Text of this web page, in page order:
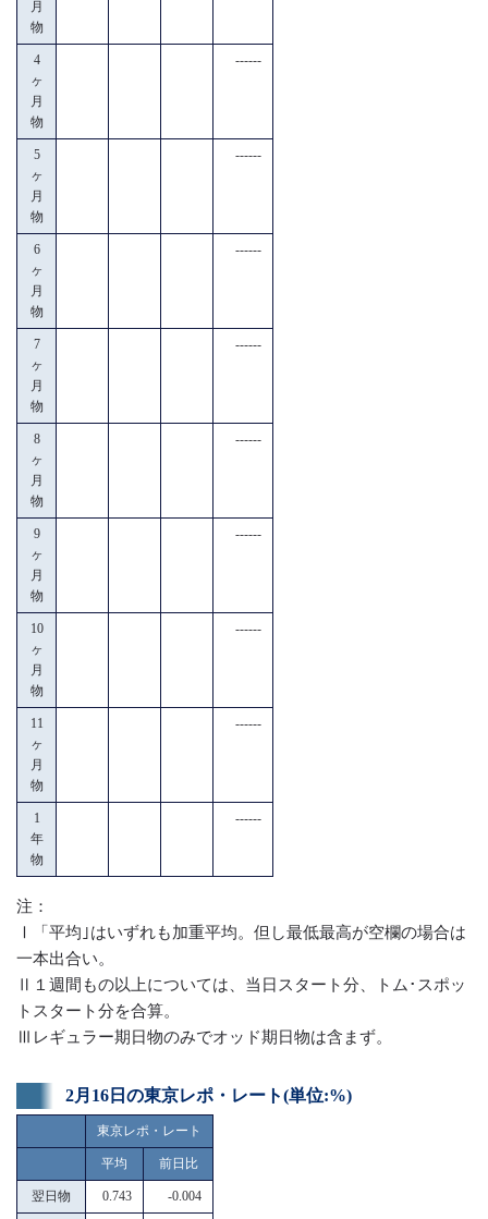
月
物
4
ヶ
月
物
------
5
ヶ
月
物
------
6
ヶ
月
物
------
7
ヶ
月
物
------
8
ヶ
月
物
------
9
ヶ
月
物
------
10
ヶ
月
物
------
11
ヶ
月
物
------
1
年
物
------
注：
Ⅰ「平均｣はいずれも加重平均。但し最低最高が空欄の場合は
一本出合い。
Ⅱ１週間もの以上については、当日スタート分、トム･スポッ
トスタート分を合算。
Ⅲレギュラー期日物のみでオッド期日物は含まず。
2月16日の東京レポ・レート(単位:%)
東京レポ・レート
平均 前日比
翌日物 0.743 -0.004